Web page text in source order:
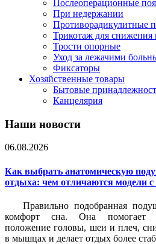
Послеоперационные
При недержании
Противорадикулитные
Трикотаж для снижения
Трости опорные
Уход за лежачими
Фиксаторы
Хозяйственные товары
Бытовые
Канцелярия
Наши новости
06.08.2026
Как выбрать анатомическую
отдыха: чем отличаются модели
Правильно подобранная
комфорт сна. Она помогает
положение головы, шеи и плеч,
в мышцах и делает отдых более